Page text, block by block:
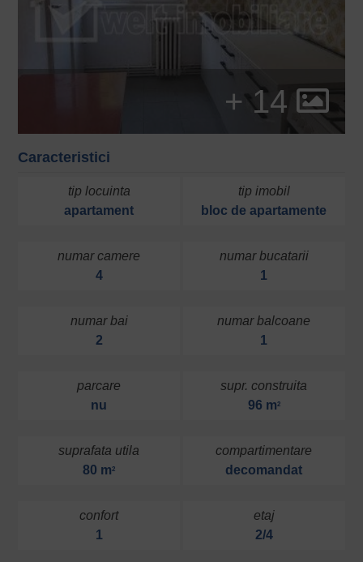
+ 14
Caracteristici
tip locuinta
apartament
tip imobil
bloc de apartamente
numar camere
4
numar bucatarii
1
numar bai
2
numar balcoane
1
parcare
nu
supr. construita
96 m2
suprafata utila
80 m2
compartimentare
decomandat
confort
1
etaj
2/4